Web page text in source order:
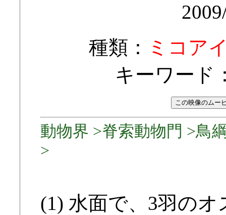
種類：
ミコア
キーワード
動物界 >脊索動物門 >鳥
>
(1) 水面で、3羽の